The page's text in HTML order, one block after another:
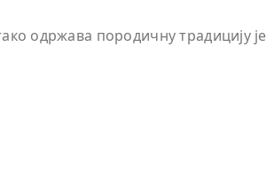
одржава породичну традицију је